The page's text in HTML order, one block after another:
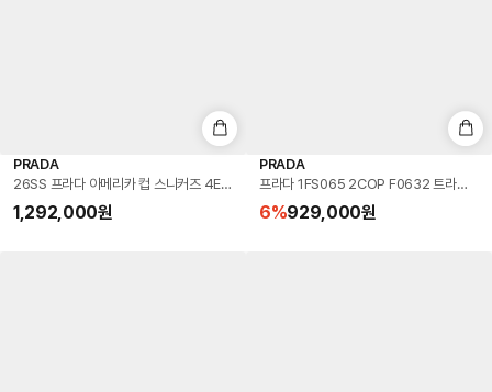
PRADA
26SS 프라다 아메리카 컵 스니커즈 4E6500 3LLJ F0002 BLACK DOM
1,292,000원
PRADA
프라다 1FS065 2COP F0632 트라이앵글
6%929,000원